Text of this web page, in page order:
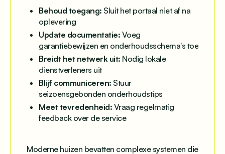
Behoud toegang: Sluit het portaal niet af na
oplevering
Update documentatie: Voeg
garantiebewijzen en onderhoudsschema's toe
Breidt het netwerk uit: Nodig lokale
dienstverleners uit
Blijf communiceren: Stuur
seizoensgebonden onderhoudstips
Meet tevredenheid: Vraag regelmatig
feedback over de service
Moderne huizen bevatten complexe systemen die